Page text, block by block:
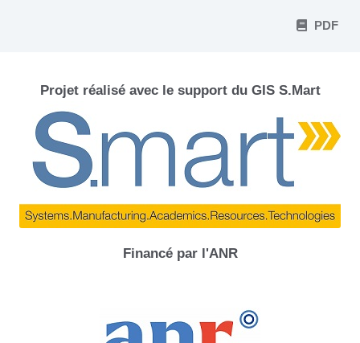
PDF
Projet réalisé avec le support du GIS S.Mart
Financé par l'ANR